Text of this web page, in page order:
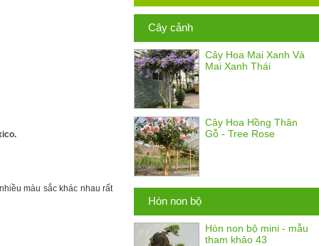
Cây cảnh
Cây Hoa Mai Xanh Và
Mai Xanh Thái
Cây Hoa Hồng Thân
Gỗ - Tree Rose
Hòn non bộ
Hòn non bộ mini - mẫu
tham khảo 43
màu sắc khác nhau rất